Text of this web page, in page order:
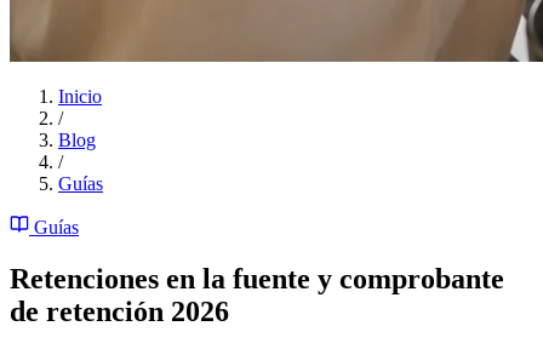
Inicio
/
Blog
/
Guías
Guías
Retenciones en la fuente y comprobante
de retención 2026